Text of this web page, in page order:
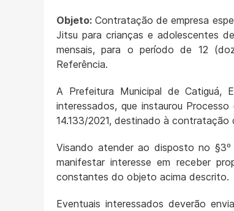
Objeto: Contratação de empresa
Jitsu para crianças e adolescentes
mensais, para o período de 12
Referência.
A Prefeitura Municipal de Catiguá,
interessados, que instaurou
14.133/2021, destinado à
Visando atender ao disposto no
manifestar interesse em receber
constantes do objeto acima descrito.
Eventuais interessados deverão